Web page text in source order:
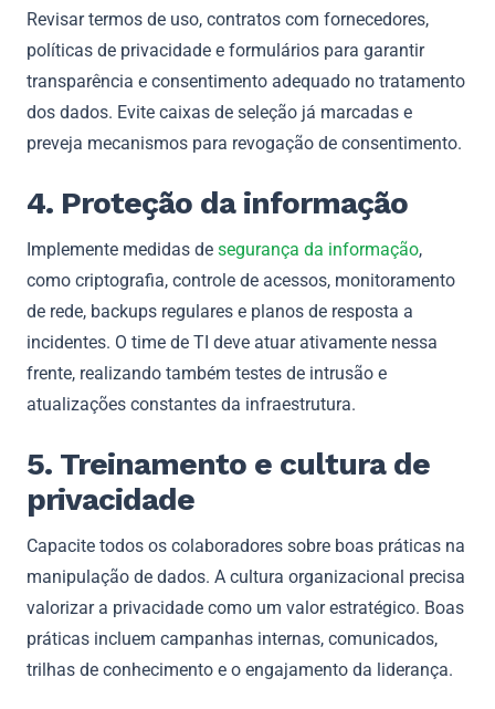
Revisar termos de uso, contratos com fornecedores,
políticas de privacidade e formulários para garantir
transparência e consentimento adequado no tratamento
dos dados. Evite caixas de seleção já marcadas e
preveja mecanismos para revogação de consentimento.
4. Proteção da informação
Implemente medidas de segurança da informação,
como criptografia, controle de acessos, monitoramento
de rede, backups regulares e planos de resposta a
incidentes. O time de TI deve atuar ativamente nessa
frente, realizando também testes de intrusão e
atualizações constantes da infraestrutura.
5. Treinamento e cultura de
privacidade
Capacite todos os colaboradores sobre boas práticas na
manipulação de dados. A cultura organizacional precisa
valorizar a privacidade como um valor estratégico. Boas
práticas incluem campanhas internas, comunicados,
trilhas de conhecimento e o engajamento da liderança.